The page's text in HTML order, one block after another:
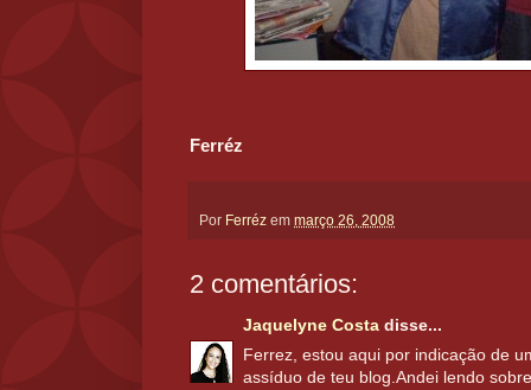
Ferréz
Por Ferréz em março 26, 2008
2 comentários:
Jaquelyne Costa disse...
Ferrez, estou aqui por indicação de
assíduo de teu blog.Andei lendo